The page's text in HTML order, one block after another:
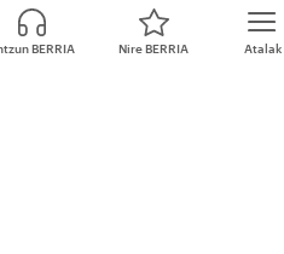
Atalak
BERRIA Nire BERRIA
ekarpena